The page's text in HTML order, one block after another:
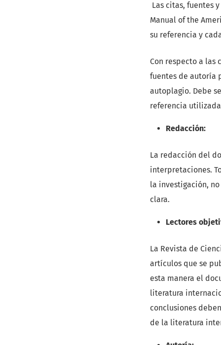
Las citas, fuentes
Manual of the
su referencia y
Con respecto a
fuentes de autoría
autoplagio. Debe
referencia
Redacción:
La redacción del
interpretaciones.
la investigación,
clara.
Lectores
La Revista de
artículos que se
esta manera el
literatura
conclusiones
de la literatura